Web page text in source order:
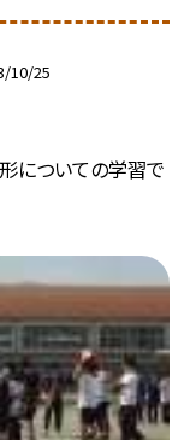
10/25
についての学習で